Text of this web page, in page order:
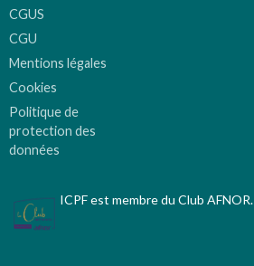
CGUS
CGU
Mentions légales
Cookies
Politique de
protection des
données
ICPF est membre du Club AFNOR.